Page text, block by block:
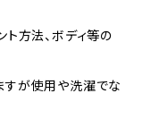
ト方法、ボディ等の
すが使用や洗濯でな